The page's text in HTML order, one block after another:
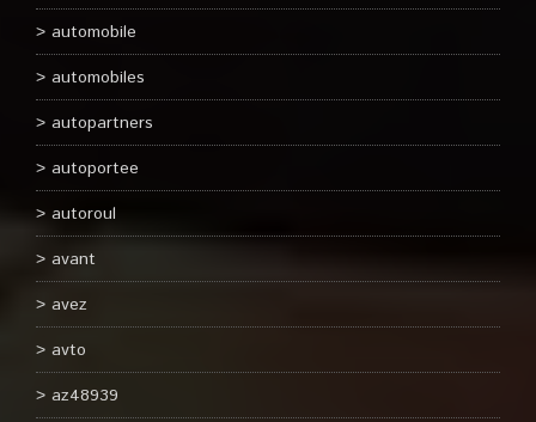
automobile
automobiles
autopartners
autoportee
autoroul
avant
avez
avto
az48939